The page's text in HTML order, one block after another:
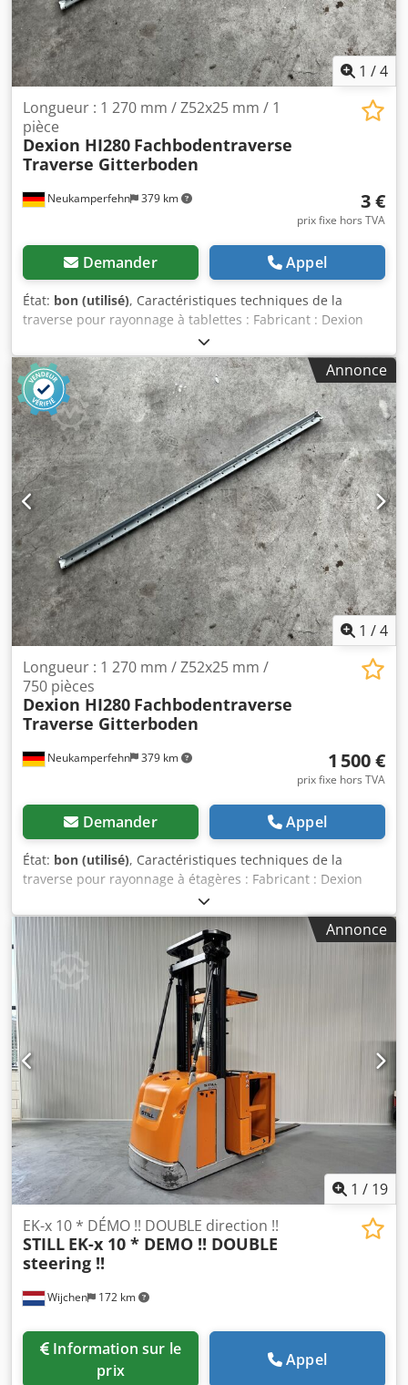
1 /4
Neukamperfehn 379 km
Longueur : 1 270 mm / Z52x25 mm / 1
pièce
Dexion HI280 Fachbodentraverse
Traverse Gitterboden
3 €
prix fixe hors TVA
Demander Appel
État: bon (utilisé), Caractéristiques techniques de la
traverse pour rayonnage à tablettes : Fabricant : Dexion
Type : HI280 Djdszr Ud Eopfx Ak Asck Le contenu de la
livraison comprend : 1 traverse pour rayonnage à
tablettes, d'occasion Utilisable pour : tablettes à grille
Couleur du matériau : acier galvanisé Sendzimir Portée
libre : environ 1 270 mm Profil en Z : 52 x 25 mm Nombre
de crochets : 2 pièces Poids par pièce : environ 0,84 kg
Informations générales sur l'article : Cet article est proposé
uniquement pour un enlèvement sur place. Tout transport
ou envoi supplémentaire de cet article entraînera des frais
additionnels qui seront demandés séparément en fonction
du lieu de livraison ou du contenu de la livraison.
Annonce
1 /4
Neukamperfehn 379 km
Longueur : 1 270 mm / Z52x25 mm /
750 pièces
Dexion HI280 Fachbodentraverse
Traverse Gitterboden
1 500 €
prix fixe hors TVA
Demander Appel
État: bon (utilisé), Caractéristiques techniques de la
traverse pour rayonnage à étagères : Fabricant : Dexion
Type : HI280 Le lot comprend : 1 traverse pour étagère de
750x, d'occasion Adaptée pour : planchers à grille Couleur
du matériau : acier galvanisé Sendzimir Dcedpfszr Udxox
Ak Ask Portée libre : environ 1 270 mm Profil en Z : 52 x 25
mm Nombre de crochets : 2 pièces Poids | par pièce :
environ 0,84 kg Poids | par lot : environ 630 kg
Informations générales sur l’article : Cet article est proposé
uniquement pour enlèvement sur place. Tout transport ou
envoi supplémentaire de cet article entraînera des coûts
additionnels, qui seront communiqués sur demande en
fonction du lieu de livraison et du contenu du lot.
Annonce
1 / 19
Wijchen 172 km
EK-x 10 * DÉMO !! DOUBLE direction !!
STILL EK-x 10 * DEMO !! DOUBLE
steering !!
prix
Appel